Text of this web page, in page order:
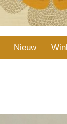
Nieuw